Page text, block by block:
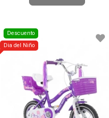
Descuento
Dia del Niño